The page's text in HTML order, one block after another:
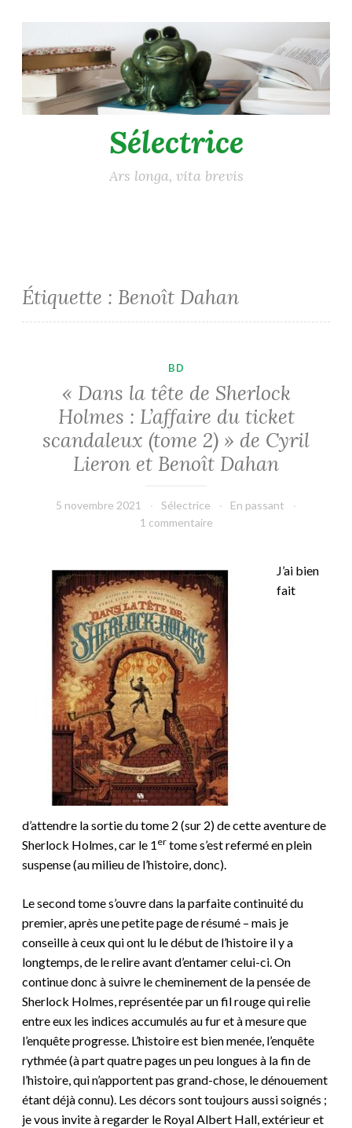
au
contenu
principal
Sélectrice
Ars longa, vita brevis
Étiquette : Benoît Dahan
BD
« Dans la tête de Sherlock
Holmes : L’affaire du ticket
scandaleux (tome 2) » de Cyril
Lieron et Benoît Dahan
5 novembre 2021 Sélectrice
En passant
1 commentaire
J’ai bien
fait
d’attendre la sortie du tome 2 (sur 2) de cette aventure de
Sherlock Holmes, car le 1 er tome s’est refermé en plein
suspense (au milieu de l’histoire, donc).
Le second tome s’ouvre dans la parfaite continuité du
premier, après une petite page de résumé – mais je
conseille à ceux qui ont lu le début de l’histoire il y a
longtemps, de le relire avant d’entamer celui-ci. On
continue donc à suivre le cheminement de la pensée de
Sherlock Holmes, représentée par un fil rouge qui relie
entre eux les indices accumulés au fur et à mesure que
l’enquête progresse. L’histoire est bien menée, l’enquête
rythmée (à part quatre pages un peu longues à la fin de
l’histoire, qui n’apportent pas grand-chose, le dénouement
étant déjà connu). Les décors sont toujours aussi soignés ;
je vous invite à regarder le Royal Albert Hall, extérieur et